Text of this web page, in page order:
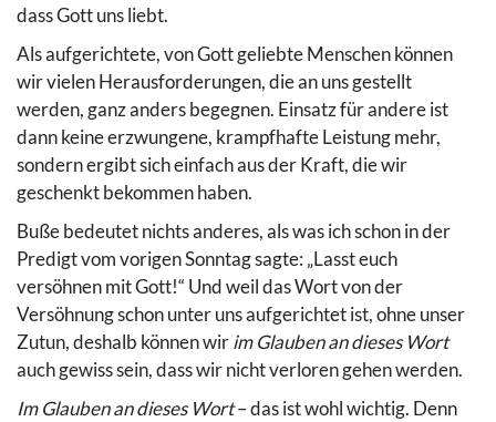
dass Gott uns liebt.
Als aufgerichtete, von Gott geliebte Menschen können
wir vielen Herausforderungen, die an uns gestellt
werden, ganz anders begegnen. Einsatz für andere ist
dann keine erzwungene, krampfhafte Leistung mehr,
sondern ergibt sich einfach aus der Kraft, die wir
geschenkt bekommen haben.
Buße bedeutet nichts anderes, als was ich schon in der
Predigt vom vorigen Sonntag sagte: „Lasst euch
versöhnen mit Gott!“ Und weil das Wort von der
Versöhnung schon unter uns aufgerichtet ist, ohne unser
Zutun, deshalb können wirim Glauben an dieses Wort
auch gewiss sein, dass wir nicht verloren gehen werden.
Im Glauben an dieses Wort– das ist wohl wichtig. Denn